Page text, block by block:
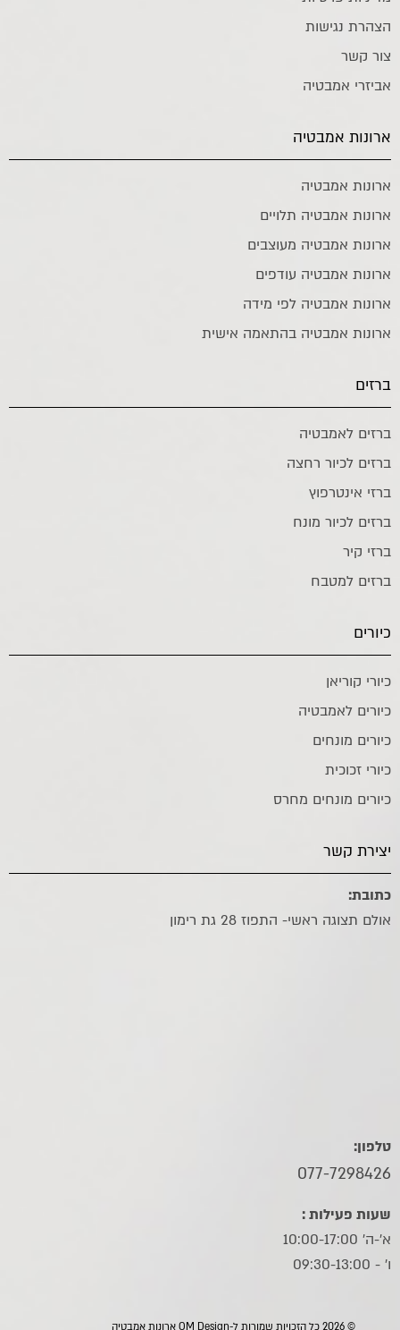
הצהרת נגישות
צור קשר
אביזרי אמבטיה
ארונות אמבטיה
ארונות אמבטיה
ארונות אמבטיה תלויים
ארונות אמבטיה מעוצבים
ארונות אמבטיה עודפים
ארונות אמבטיה לפי מידה
ארונות אמבטיה בהתאמה אישית
ברזים
ברזים לאמבטיה
ברזים לכיור רחצה
ברזי אינטרפוץ
ברזים לכיור מונח
ברזי קיר
ברזים למטבח
כיורים
כיורי קוריאן
כיורים לאמבטיה
כיורים מונחים
כיורי זכוכית
כיורים מונחים מחרס
יצירת קשר
כתובת:
אולם תצוגה ראשי- התפוז 28 גת רימון
טלפון:
077-7298426
שעות פעילות :
א'-ה' 10:00-17:00
ו׳ - 09:30-13:00
© 2026 כל הזכויות שמורות ל-OM Design ארונות אמבטיה